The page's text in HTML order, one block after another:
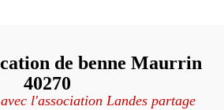
de benne Maurrin
40270
l'association Landes partage